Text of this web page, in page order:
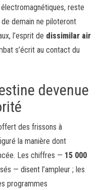
reste
demain ne piloteront
l’esprit de dissimilar air
s’écrit au contact du
devenue
des frissons à
la manière dont
Les chiffres — 15 000
— disent l’ampleur ; les
programmes